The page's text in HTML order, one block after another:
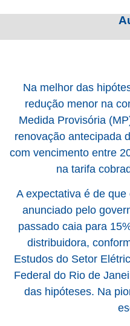
Na melhor das
redução menor na
Medida Provisória
renovação antecipada
com vencimento entre
na tarifa
A expectativa é de
anunciado pelo
passado caia para
distribuidora,
Estudos do Setor
Federal do Rio de
das hipóteses. Na